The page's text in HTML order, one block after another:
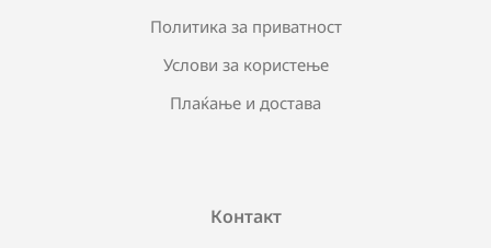
Политика за приватност
Услови за користење
Плаќање и достава
Контакт